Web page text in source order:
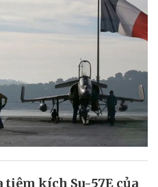
tiêm kích Su-57E của